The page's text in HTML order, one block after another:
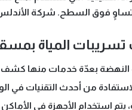
فوق السطح. شركة
المياة
بعدّة خدمات منها
من أحدث التقنيات في
استخدام الأجهزة في